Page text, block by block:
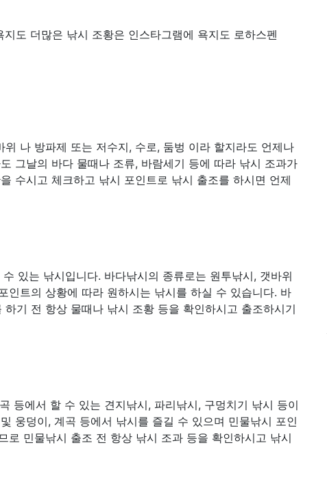
도 더많은 낚시 조황은 인스타그램에 욕지도 로하스펜
나 방파제 또는 저수지, 수로, 둠벙 이라 할지라도 언제나
그날의 바다 물때나 조류, 바람세기 등에 따라 낚시 조과가
수시고 체크하고 낚시 포인트로 낚시 출조를 하시면 언제
있는 낚시입니다. 바다낚시의 종류로는 원투낚시, 갯바위
인트의 상황에 따라 원하시는 낚시를 하실 수 있습니다. 바
기 전 항상 물때나 낚시 조황 등을 확인하시고 출조하시기
등에서 할 수 있는 견지낚시, 파리낚시, 구멍치기 낚시 등이
웅덩이, 계곡 등에서 낚시를 즐길 수 있으며 민물낚시 포인
민물낚시 출조 전 항상 낚시 조과 등을 확인하시고 낚시